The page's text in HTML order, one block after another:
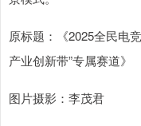
原标题：《2025全民电
产业创新带”专属赛道》
图片摄影：李茂君